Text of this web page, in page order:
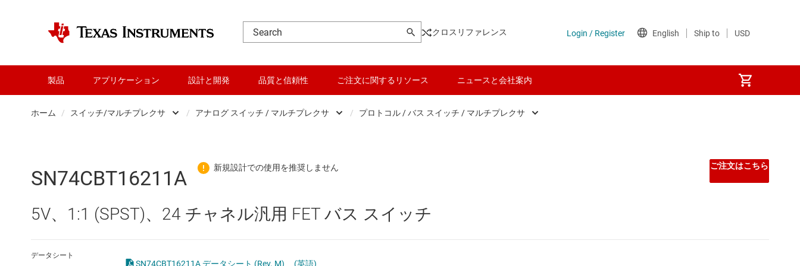
クロスリファレンス
製品 アプリケーション 設計と開発 品質と信頼性 ご注文に関するリソース ニュースと会社案内
ホーム / スイッチ/マルチプレクサ
インターフェイス マイコン (MCU) / プロセッサ
/ アナログ スイッチ / マルチプレクサ
アナログ スイッチ / マルチプレクサ
デジタル マルチプレクサ / エンコーダ
/ プロトコル / バス スイッチ / マルチプレクサ
SN74CBT16211A
5V、1:1 (SPST)、24 チャネル汎用 FET バス スイッチ
ご注文はこちら
データシート
SN74CBT16211A データシート (Rev. M) (英語)